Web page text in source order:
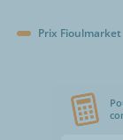
Prix Fioulmarket